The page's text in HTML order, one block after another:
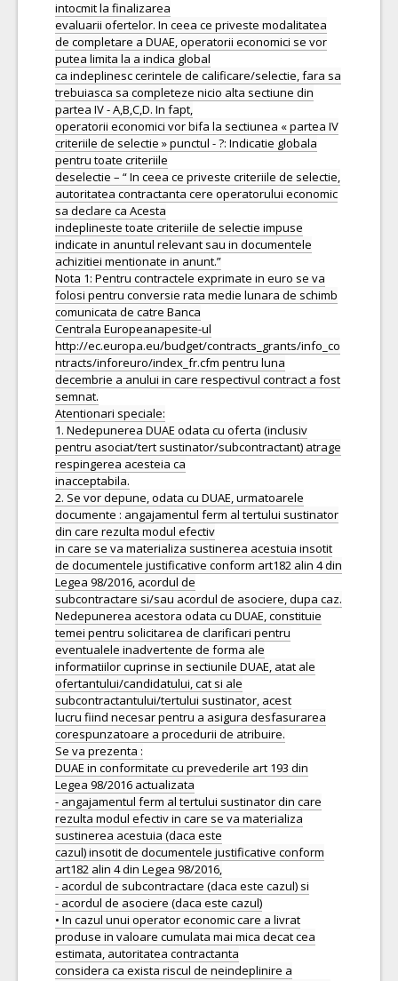
intocmit la finalizarea
evaluarii ofertelor. In ceea ce priveste modalitatea
de completare a DUAE, operatorii economici se vor
putea limita la a indica global
ca indeplinesc cerintele de calificare/selectie, fara sa
trebuiasca sa completeze nicio alta sectiune din
partea IV - A,B,C,D. In fapt,
operatorii economici vor bifa la sectiunea « partea IV
criteriile de selectie » punctul - ?: Indicatie globala
pentru toate criteriile
deselectie – “ In ceea ce priveste criteriile de selectie,
autoritatea contractanta cere operatorului economic
sa declare ca Acesta
indeplineste toate criteriile de selectie impuse
indicate in anuntul relevant sau in documentele
achizitiei mentionate in anunt.”
Nota 1: Pentru contractele exprimate in euro se va
folosi pentru conversie rata medie lunara de schimb
comunicata de catre Banca
Centrala Europeanapesite-ul
http://ec.europa.eu/budget/contracts_grants/info_co
ntracts/inforeuro/index_fr.cfm pentru luna
decembrie a anului in care respectivul contract a fost
semnat.
Atentionari speciale:
1. Nedepunerea DUAE odata cu oferta (inclusiv
pentru asociat/tert sustinator/subcontractant) atrage
respingerea acesteia ca
inacceptabila.
2. Se vor depune, odata cu DUAE, urmatoarele
documente : angajamentul ferm al tertului sustinator
din care rezulta modul efectiv
in care se va materializa sustinerea acestuia insotit
de documentele justificative conform art182 alin 4 din
Legea 98/2016, acordul de
subcontractare si/sau acordul de asociere, dupa caz.
Nedepunerea acestora odata cu DUAE, constituie
temei pentru solicitarea de clarificari pentru
eventualele inadvertente de forma ale
informatiilor cuprinse in sectiunile DUAE, atat ale
ofertantului/candidatului, cat si ale
subcontractantului/tertului sustinator, acest
lucru fiind necesar pentru a asigura desfasurarea
corespunzatoare a procedurii de atribuire.
Se va prezenta :
DUAE in conformitate cu prevederile art 193 din
Legea 98/2016 actualizata
- angajamentul ferm al tertului sustinator din care
rezulta modul efectiv in care se va materializa
sustinerea acestuia (daca este
cazul) insotit de documentele justificative conform
art182 alin 4 din Legea 98/2016,
- acordul de subcontractare (daca este cazul) si
- acordul de asociere (daca este cazul)
• In cazul unui operator economic care a livrat
produse in valoare cumulata mai mica decat cea
estimata, autoritatea contractanta
considera ca exista riscul de neindeplinire a